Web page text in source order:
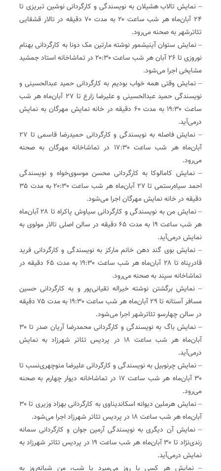
– نمایش تالاب هشیلان به نویسندگی و کارگردانی نوشین تبریزی تا
۲۴ آبان‌ماه هر شب ساعت ۲۰ به مدت ۷۰ دقیقه در تالار قشقایی
تئاترشهر به صحنه می‌رود.
– نمایش ستوان آینیشمور نوشته مارتین مک دونا به کارگردانی بهنام
نوروزی تا ۲۶ آبان هر شب ساعت ۲۰:۳۰ در تماشاخانه استاد جمشید
مشایخی اجرا می‌شود.
– نمایش وقتی همه خواب بودیم به کارگردانی حمید عبدالحسینی و
نویسندگی حمید عبدالحسینی و علیرضا زارع تا ۲۷ آبان‌ماه هر شب
ساعت ۱۹:۳۰ به مدت ۶۰ دقیقه در خانه نمایش مهرگان به نمایش
درمی‌آید.
– نمایش فاصله به نویسندگی و کارگردانی حمیدرضا قاسمی تا ۲۷
آبان‌ماه هر شب ساعت ۱۷:۳۰ در تماشاخانه مهرگان به صحنه
می‌رود.
– نمایش کامالوکا به کارگردانی محسن موسوی‌خواه و نویسندگی
احمد سیاه‌رستمی تا ۲۷ آبان‌ماه هر شب ساعت ۲۰:۳۰ به مدت ۳۵
دقیقه در خانه نمایش مهرگان اجرا می‌شود.
– نمایش من به نویسندگی و کارگردانی سیاوش پاکراه تا ۲۸ آبان‌ماه
هر شب ساعت ۱۹ به مدت ۶۵ دقیقه در سالن اصلی تالار مولوی به
نمایش درمی‌آید.
– نمایش بوی گند دهن خانم مارکز به نویسندگی و کارگردانی فرید
قادرپناه تا ۲۸ آبان‌ماه هر شب ساعت ۱۹:۳۰ به مدت ۶۵ دقیقه در
تماشاخانه سپند به صحنه می‌رود.
– نمایش برگشتن نوشته خیراله تقیانی‌پور و به کارگردانی حسین
مسافر آستانه تا ۲۹ آبان‌ماه هر شب ساعت ۱۹:۳۰ به مدت ۷۵ دقیقه
در سالن چهارسو تئاترشهر اجرا می‌شود.
– نمایش باگ به نویسندگی و کارگردانی محمدرضا آریان صدر تا ۳۰
آبان‌ماه هر شب ساعت ۱۸ در پردیس تئاتر شهرزاد به نمایش
درمی‌آید.
– نمایش چرنوبیل به نویسندگی و کارگردانی علیرضا منوچهری‌نسب تا
۳۰ آبان‌ماه هر شب ساعت ۱۷ در تماشاخانه دیوار چهارم به صحنه
می‌رود.
– نمایش هرملین دیوانه اسکاندیناوی به کارگردانی بهزاد وزیری تا ۳۰
آبان‌ماه هر شب ساعت ۱۸ در پردیس تئاتر شهرزاد اجرا می‌شود.
– نمایش آن دیگری به نویسندگی آرمین جوان و کارگردانی سمانه
زندی‌نژاد تا ۳۰ آبان‌ماه هر شب ساعت ۱۹ در پردیس تئاتر شهرزاد به
نمایش درمی‌آید.
– نمایش هر کسی یا روز می‌میرد یا شب، من شبانه‌روز به